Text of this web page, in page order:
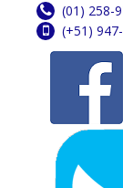
(01) 258-
(+51)